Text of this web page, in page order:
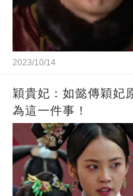
2023/10/14
穎貴妃：如懿傳穎妃
為這一件事！